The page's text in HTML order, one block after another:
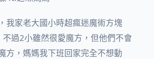
我家老大國小時超瘋迷魔術方塊
過2小雖然很愛魔方，但他們不會
方，媽媽我下班回家完全不想動